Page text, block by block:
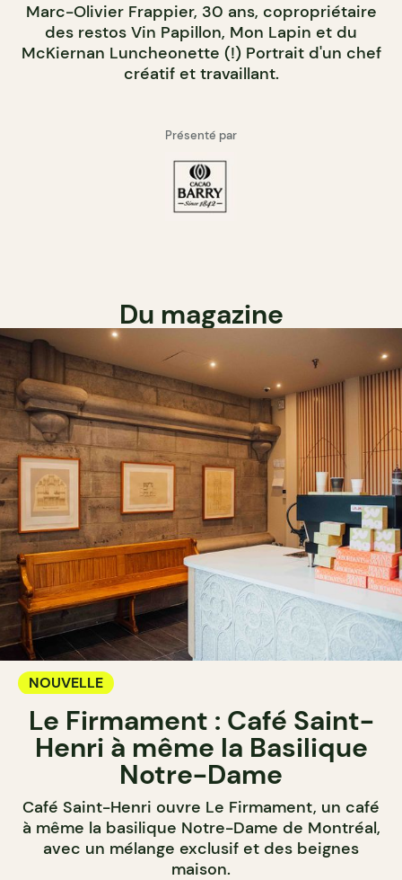
Marc-Olivier Frappier, 30 ans, copropriétaire
des restos Vin Papillon, Mon Lapin et du
McKiernan Luncheonette (!) Portrait d'un chef
créatif et travaillant.
Présenté par
Du magazine
NOUVELLE
Le Firmament : Café Saint-
Henri à même la Basilique
Notre-Dame
Café Saint-Henri ouvre Le Firmament, un café
à même la basilique Notre-Dame de Montréal,
avec un mélange exclusif et des beignes
maison.